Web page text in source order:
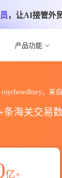
，让AI接管外
产品功能
roychowdhury，
条海关交易
亿+